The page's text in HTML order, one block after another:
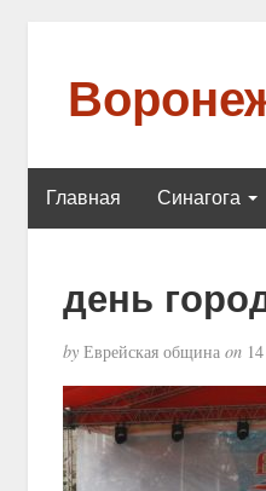
Главная Синагога
день
byЕврейская община on14